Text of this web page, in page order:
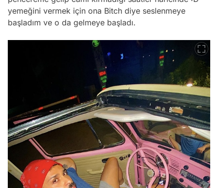
yemeğini vermek için ona Bitch diye seslenmeye
başladım ve o da gelmeye başladı.